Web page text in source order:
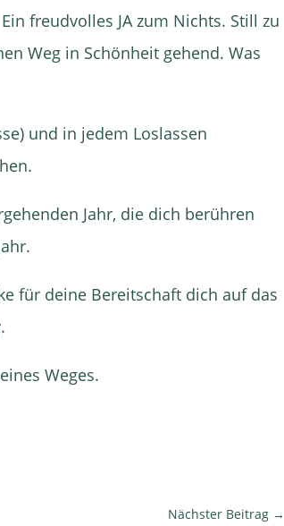
freudvolles JA zum Nichts. Still zu
Weg in Schönheit gehend. Was
und in jedem Loslassen
Jahr, die dich berühren
für deine Bereitschaft dich auf das
Weges.
Nächster Beitrag →